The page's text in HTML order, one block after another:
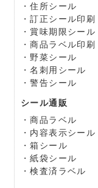
住所シール
訂正シール印刷
賞味期限シール
商品ラベル印刷
野菜シール
名刺用シール
警告シール
シール通販
商品ラベル
内容表示シール
箱シール
紙袋シール
検査済ラベル